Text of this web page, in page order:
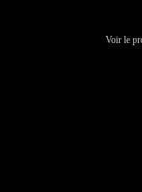
Voir le